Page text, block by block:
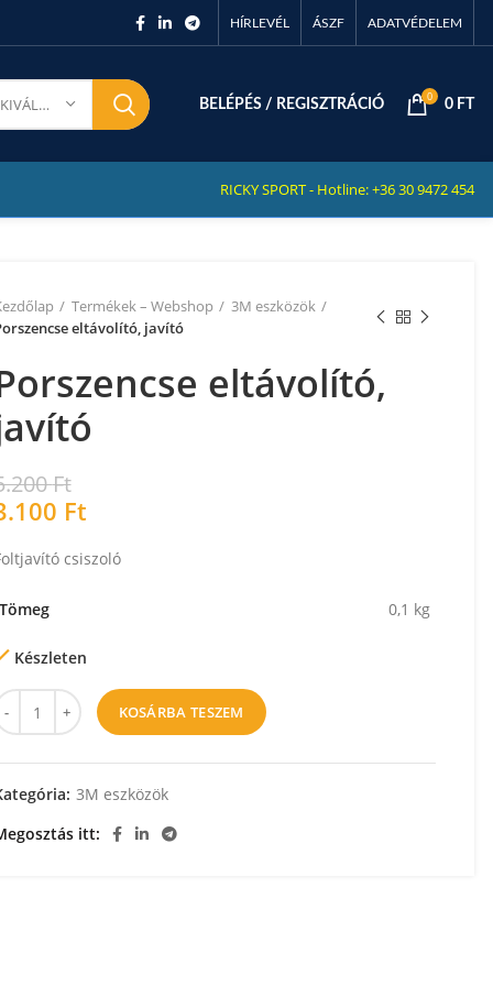
HÍRLEVÉL ÁSZF ADATVÉDELEM
KATEGÓRIA KIVÁLASZTÁSA BELÉPÉS / REGISZTRÁCIÓ
0
0 FT
RICKY SPORT - Hotline: +36 30 9472 454
Termékek – Webshop
3M eszközök
eltávolító, javító
eltávolító,
Ft
Ft
csiszoló
0,1 kg
Készleten
KOSÁRBA TESZEM
3M eszközök
itt